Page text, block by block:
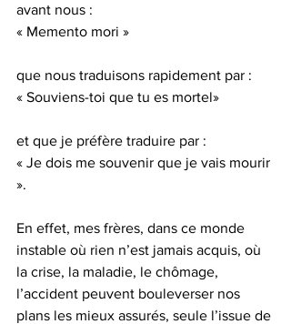
avant nous :
« Memento mori »
que nous traduisons rapidement par :
« Souviens-toi que tu es mortel»
et que je préfère traduire par :
« Je dois me souvenir que je vais mourir
».
En effet, mes frères, dans ce monde
instable où rien n’est jamais acquis, où
la crise, la maladie, le chômage,
l’accident peuvent bouleverser nos
plans les mieux assurés, seule l’issue de